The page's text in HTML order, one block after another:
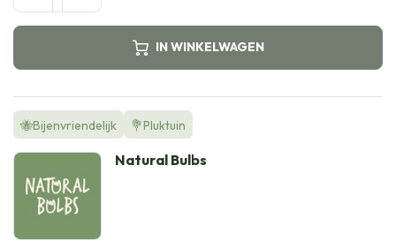
IN WINKELWAGEN
🐝Bijenvriendelijk 💐Pluktuin
Natural Bulbs